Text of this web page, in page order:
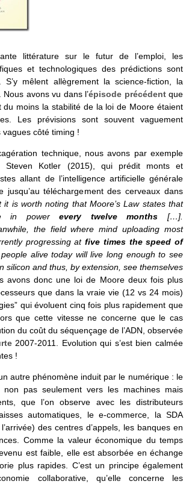
littérature sur le futur de l’emploi, les
et technologiques des prédictions sont
S’y mêlent allègrement la science-fiction, la
avons vu dans l’épisode précédentque
du moins la stabilité de la loi de Moore étaient
Les prévisions sont souvent vaguement
côté timing !
technique, nous avons par exemple
Steven Kotler (2015), qui prédit monts et
allant de l’intelligence artificielle générale
jusqu’au téléchargement des cerveaux dans
it is worth noting that Moore’s Law states that
in powerevery twelve months […].
the field where mind uploading most
progressing atfive times the speed of
alive today will live long enough to see
silicon and thus, by extension, see themselves
avons donc une loi de Moore deux fois plus
que dans la vraie vie (12 vs 24 mois)
qui évoluent cinq fois plus rapidement que
que cette vitesse ne concerne que le cas
du coût du séquençage de l’ADN, observée
2007-2011. Evolution qui s’est bien calmée
!
autre phénomène induit par le numérique : le
pas seulement vers les machines mais
que l’on observe avec les distributeurs
automatiques, le e-commerce, la SDA
des centres d’appels, les banques en
Comme la valeur économique du temps
est faible, elle est absorbée en échange
plus rapides. C’est un principe également
collaborative, qu’elle concerne les